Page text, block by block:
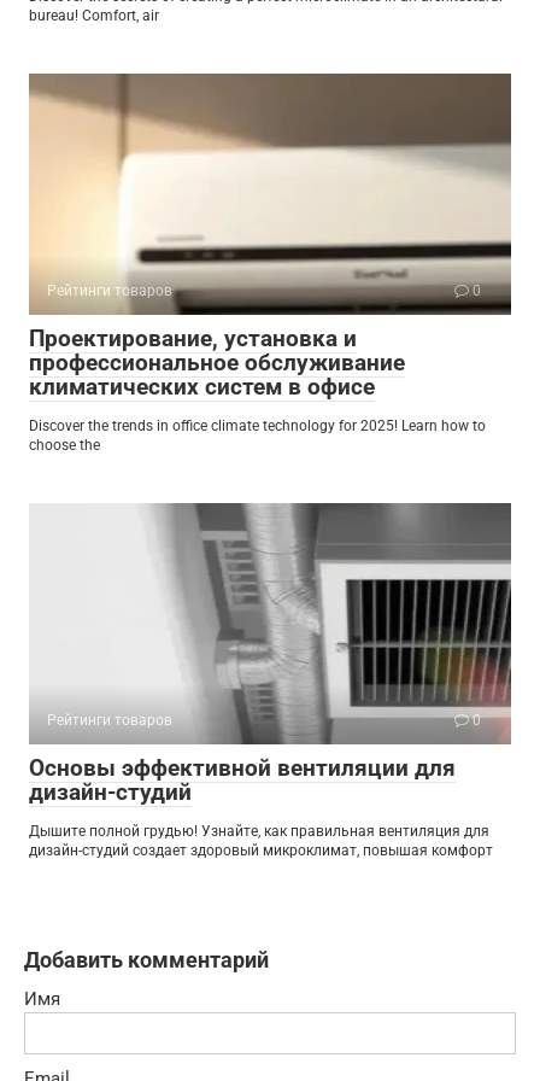
bureau! Comfort, air
Рейтинги товаров 0
Проектирование, установка и
профессиональное обслуживание
климатических систем в офисе
Discover the trends in office climate technology for 2025! Learn how to
choose the
Рейтинги товаров 0
Основы эффективной вентиляции для
дизайн-студий
Дышите полной грудью! Узнайте, как правильная вентиляция для
дизайн-студий создает здоровый микроклимат, повышая комфорт
Добавить комментарий
Имя